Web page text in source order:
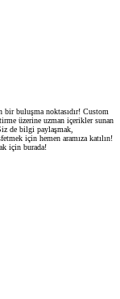
buluşma noktasıdır! Custom
üzerine uzman içerikler sunan
de bilgi paylaşmak,
için hemen aramıza katılın!
için burada!